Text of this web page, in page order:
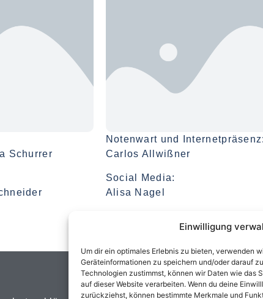
Einwilligung
Um dir ein optimales Erlebnis zu bieten, verwenden
Geräteinformationen zu speichern und/oder darauf
Technologien zustimmst, können wir Daten wie das
auf dieser Website verarbeiten. Wenn du deine
zurückziehst, können bestimmte Merkmale und
Schurrer
Notenwart und Internetpräsenz:
Carlos Allwißner
Social Media:
Alisa Nagel